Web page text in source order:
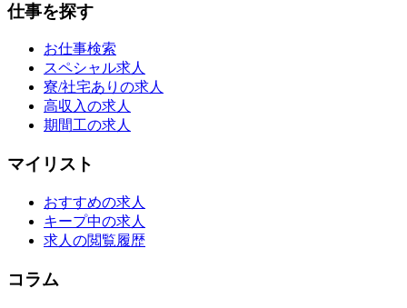
仕事を探す
お仕事検索
スペシャル求人
寮/社宅ありの求人
高収入の求人
期間工の求人
マイリスト
おすすめの求人
キープ中の求人
求人の閲覧履歴
コラム